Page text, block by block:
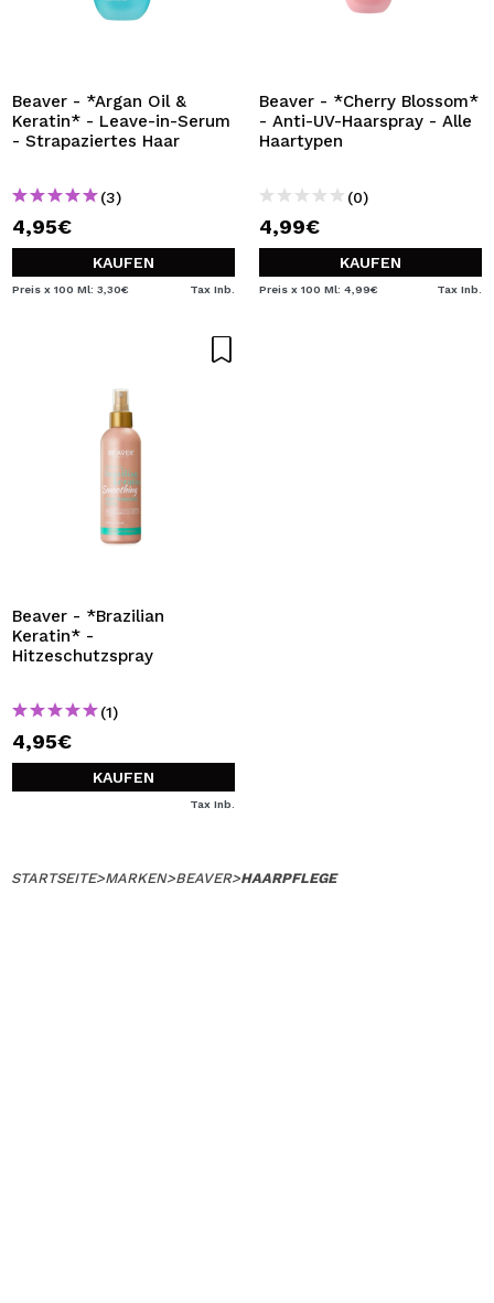
Beaver - *Argan Oil &
Keratin* - Leave-in-Serum
- Strapaziertes Haar
(3)
4,95€
KAUFEN
Preis x 100 Ml: 3,30€ Tax Inb.
Beaver - *Cherry Blossom*
- Anti-UV-Haarspray - Alle
Haartypen
(0)
4,99€
KAUFEN
Preis x 100 Ml: 4,99€ Tax Inb.
Beaver - *Brazilian
Keratin* -
Hitzeschutzspray
(1)
4,95€
KAUFEN
Tax Inb.
STARTSEITE>MARKEN>BEAVER>HAARPFLEGE